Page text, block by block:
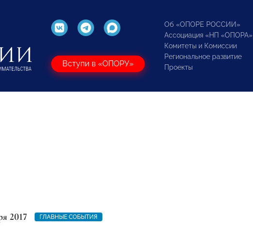
Вступи в «ОПОРУ»
Об «ОПОРЕ РОССИИ»
Ассоциация «НП «ОПОРА»
Комитеты и Комиссии
Региональное развитие
Проекты
2017 ГЛАВНЫЕ СОБЫТИЯ